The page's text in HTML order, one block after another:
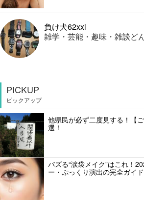
負け犬62xxi
雑学・芸能・趣味・雑談ど
PICKUP
ピックアップ
他県民が必ず二度見する！【
選！
バズる“涙袋メイク”はこれ！
ー・ぷっくり演出の完全ガイド